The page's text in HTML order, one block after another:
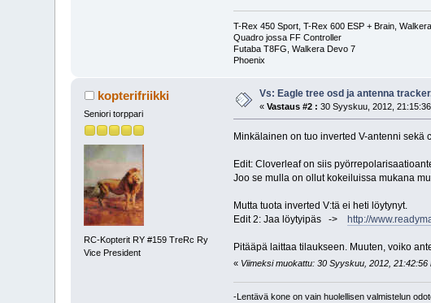
T-Rex 450 Sport, T-Rex 600 ESP + Brain,
Quadro jossa FF Controller
Futaba T8FG, Walkera Devo 7
Phoenix
kopterifriikki
Seniori torppari
RC-Kopterit RY #159 TreRc Ry
Vice President
Vs: Eagle tree osd ja antenna
«Vastaus #2 : 30 Syyskuu, 2012,
Minkälainen on tuo inverted V-antenni
Edit: Cloverleaf on siis
Joo se mulla on ollut kokeiluissa mukana
Mutta tuota inverted V:tä ei heti löytynyt.
Edit 2: Jaa löytyipäs ->
http://
Pitääpä laittaa tilaukseen. Muuten, voiko
« Viimeksi muokattu: 30 Syyskuu, 2012,
-Lentävä kone on vain huolellisen valmistelun